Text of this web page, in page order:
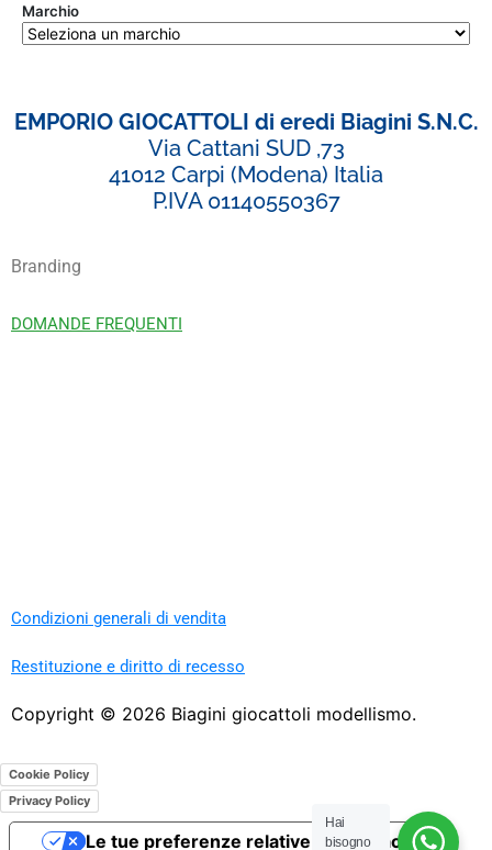
Marchio
EMPORIO GIOCATTOLI di eredi Biagini S.N.C.
Via Cattani SUD ,73
41012 Carpi (Modena) Italia
P.IVA 01140550367
Branding
DOMANDE FREQUENTI
Condizioni generali di vendita
Restituzione e diritto di recesso
Copyright © 2026 Biagini giocattoli modellismo.
Cookie Policy
Privacy Policy
Hai
bisogno
Le tue preferenze relative alla privacy